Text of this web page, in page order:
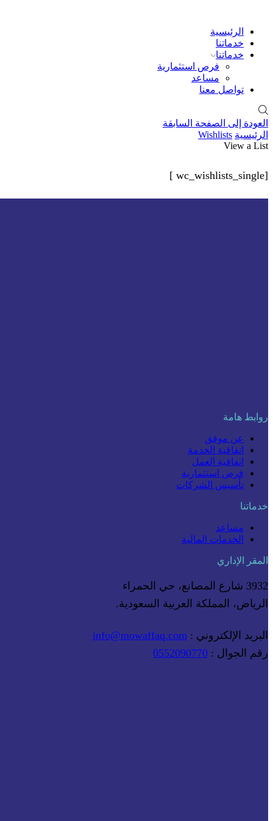
الرئيسية
خدماتنا
خدماتنا
فرص استثمارية
مساعد
تواصل معنا
العودة إلى الصفحة السابقة
الرئيسية Wishlists
View a List
[wc_wishlists_single ]
روابط هامة
عن موفق
اتفاقية الخدمة
اتفاقية العمل
فرص استثمارية
تأسيس الشركات
خدماتنا
مساعد
الخدمات المالية
المقر الإداري
3932 شارع المصانع، حي الحمراء
الرياض، المملكة العربية السعودية.
البريد الإلكتروني : info@mowaffaq.com
رقم الجوال : 0552090770